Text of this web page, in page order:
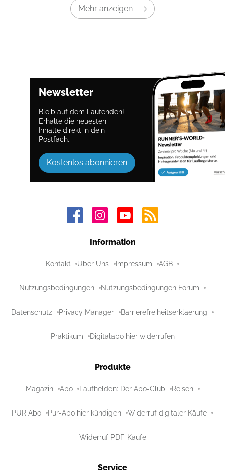
Mehr anzeigen
Newsletter
Bleib auf dem Laufenden!
Erhalte die neuesten
Inhalte direkt in dein
Postfach.
Kostenlos abonnieren
Information
Kontakt Über Uns Impressum AGB
Nutzungsbedingungen Nutzungsbedingungen Forum
Datenschutz Privacy Manager Barrierefreiheitserklaerung
Praktikum Digitalabo hier widerrufen
Produkte
Magazin Abo Laufhelden: Der Abo-Club Reisen
PUR Abo Pur-Abo hier kündigen Widerruf digitaler Käufe
Widerruf PDF-Käufe
Service